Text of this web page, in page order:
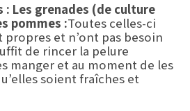
: Les grenades (de culture
pommes :Toutes celles-ci
et n’ont pas besoin
de rincer la pelure
manger et au moment de les
soient fraîches et